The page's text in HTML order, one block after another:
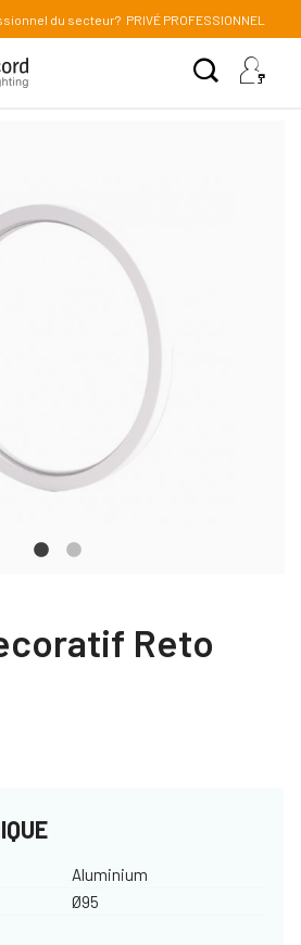
du secteur? PRIVÉ PROFESSIONNEL
Reto
Aluminium
Ø95